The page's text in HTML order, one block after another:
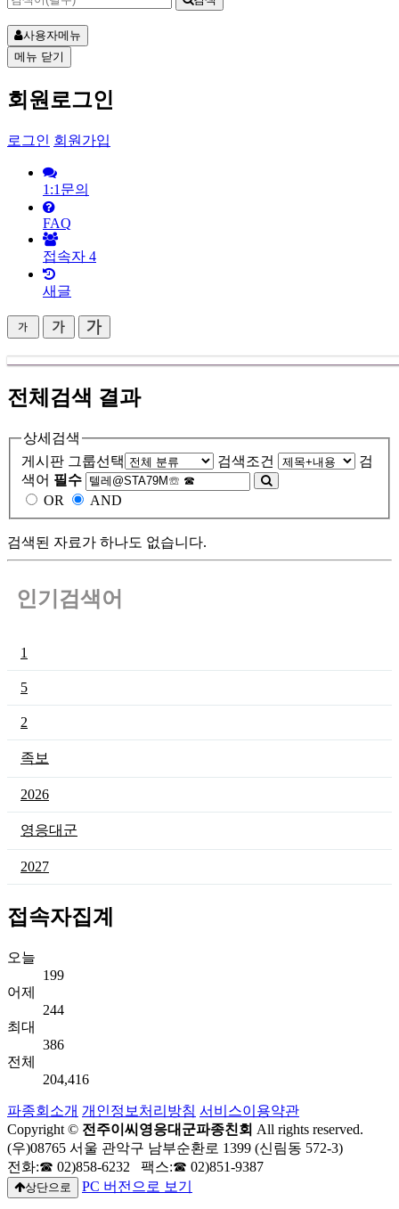
사용자메뉴
메뉴 닫기
회원로그인
로그인 회원가입
1:1문의
FAQ
접속자 4
새글
전체검색 결과
상세검색
게시판 그룹선택
검색조건
검
색어 필수
OR
AND
검색된 자료가 하나도 없습니다.
인기검색어
1
5
2
족보
2026
영응대군
2027
접속자집계
오늘
199
어제
244
최대
386
전체
204,416
파종회소개 개인정보처리방침 서비스이용약관
Copyright © 전주이씨영응대군파종친회 All rights reserved.
(우)08765 서울 관악구 남부순환로 1399 (신림동 572-3)
전화:☎ 02)858-6232 팩스:☎ 02)851-9387
상단으로 PC 버전으로 보기